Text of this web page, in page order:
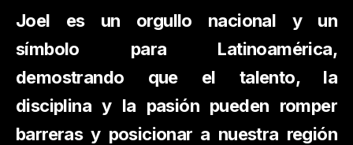
Joel es un orgullo nacional y un
símbolo para Latinoamérica,
demostrando que el talento, la
disciplina y la pasión pueden romper
barreras y posicionar a nuestra región